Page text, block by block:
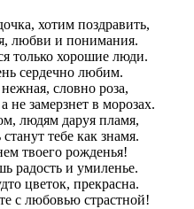
хотим поздравить,
любви и понимания.
только хорошие люди.
сердечно любим.
словно роза,
не замерзнет в морозах.
людям даруя пламя,
тебе как знамя.
твоего рожденья!
радость и умиленье.
цветок, прекрасна.
с любовью страстной!